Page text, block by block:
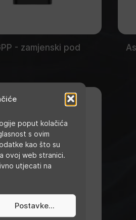
poput kolačića
s ovim
kao što su
ovoj web stranici.
utjecati na
Postavke...
- zamjenski pod